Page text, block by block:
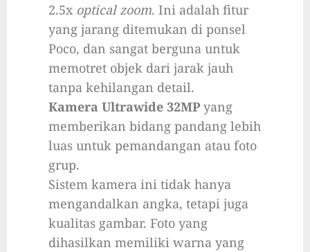
2.5x optical zoom. Ini adalah fitur
yang jarang ditemukan di ponsel
Poco, dan sangat berguna untuk
memotret objek dari jarak jauh
tanpa kehilangan detail.
Kamera Ultrawide 32MP yang
memberikan bidang pandang lebih
luas untuk pemandangan atau foto
grup.
Sistem kamera ini tidak hanya
mengandalkan angka, tetapi juga
kualitas gambar. Foto yang
dihasilkan memiliki warna yang